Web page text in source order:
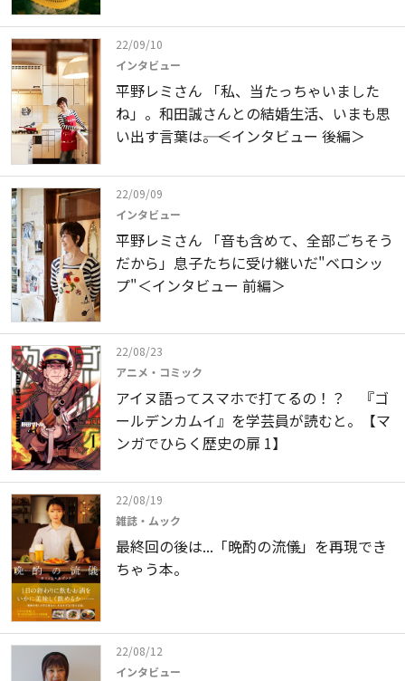
22/09/10
インタビュー
平野レミさん 「私、当たっちゃいました
ね」。和田誠さんとの結婚生活、いまも思
い出す言葉は――。＜インタビュー 後編＞
22/09/09
インタビュー
平野レミさん 「音も含めて、全部ごちそう
だから」息子たちに受け継いだ"ベロシッ
プ"＜インタビュー 前編＞
22/08/23
アニメ・コミック
アイヌ語ってスマホで打てるの！？ 『ゴ
ールデンカムイ』を学芸員が読むと。【マ
ンガでひらく歴史の扉 1】
22/08/19
雑誌・ムック
最終回の後は...「晩酌の流儀」を再現でき
ちゃう本。
22/08/12
インタビュー